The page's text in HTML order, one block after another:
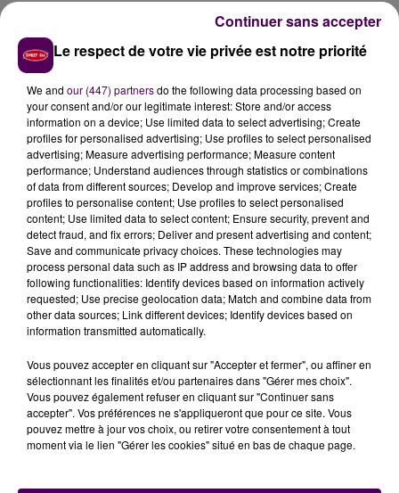
DÉCÈS DÉCLARÉ PAR LE SMUR
L’occupant des lieux,
un homme d’une cinquantaine
d’années, a été évacué en arrêt cardiaque. Son
décès a ensuite été prononcé par le SMUR.
L’intervention et l’exctinction du sinistre ont mobilisé
une quinzaine de sapeurs-pompiers.
À LA UNE
7 août 2026
Gagnez vos pass pour le V and B Fest' 2026 !
Le respect de votre vie privée est notre priorité
We and our (447) partnersdo the following data processing based on
your consent and/or our legitimate interest: Store and/or access
information on a device; Use limited data to select advertising; Create
profiles for personalised advertising; Use profiles to select personalised
advertising; Measure advertising performance; Measure content
performance; Understand audiences through statistics or combinations
of data from different sources; Develop and improve services; Create
profiles to personalise content; Use profiles to select personalised
content; Use limited data to select content; Ensure security, prevent and
detect fraud, and fix errors; Deliver and present advertising and content;
Save and communicate privacy choices. These technologies may
process personal data such as IP address and browsing data to offer
following functionalities: Identify devices based on information actively
requested; Use precise geolocation data; Match and combine data from
other data sources; Link different devices; Identify devices based on
information transmitted automatically.
Vous pouvez accepter en cliquant sur "Accepter et fermer", ou affiner en
sélectionnant les finalités et/ou partenaires dans "Gérer mes choix".
Vous pouvez également refuser en cliquant sur "Continuer sans
accepter". Vos préférences ne s'appliqueront que pour ce site. Vous
pouvez mettre à jour vos choix, ou retirer votre consentement à tout
moment via le lien "Gérer les cookies" situé en bas de chaque page.
Continuer sans accepter